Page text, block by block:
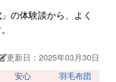
」の体験談から、よく
更新日：2025年03月30日
安心 羽毛布団